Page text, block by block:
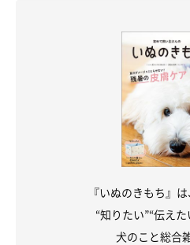
『いぬのきもち』
“知りたい”“伝え
犬のこと総合